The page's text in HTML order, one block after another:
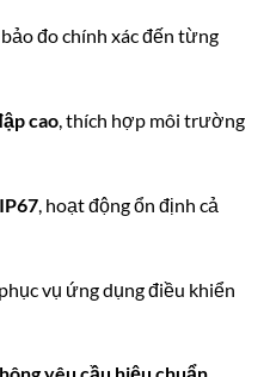
đo chính xác đến từng
cao, thích hợp môi trường
, hoạt động ổn định cả
vụ ứng dụng điều khiển